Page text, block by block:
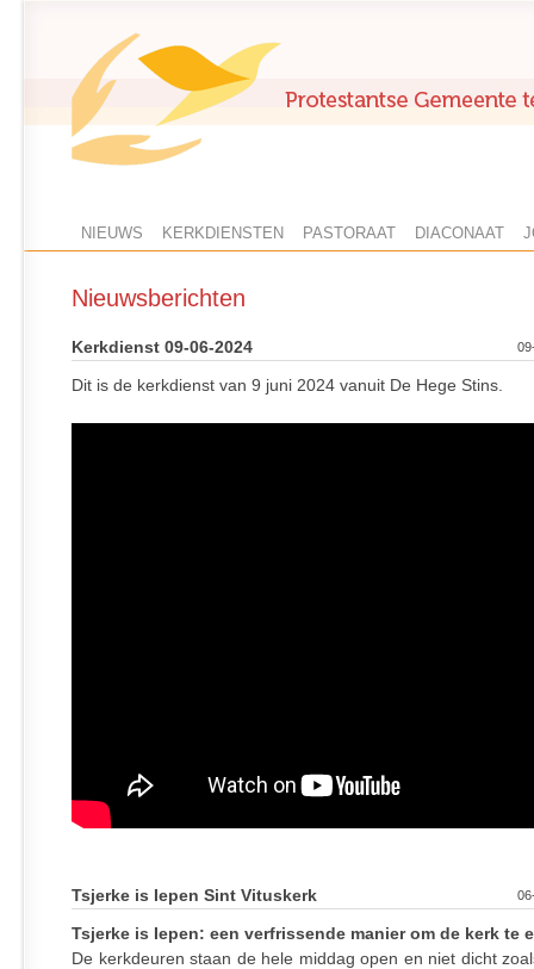
NIEUWS KERKDIENSTEN PASTORAAT DIACONAAT
Nieuwsberichten
Kerkdienst 09-06-2024
Dit is de kerkdienst van 9 juni 2024 vanuit De Hege Stins.
Tsjerke is Iepen Sint Vituskerk
Tsjerke is Iepen: een verfrissende manier om de kerk te
De kerkdeuren staan de hele middag open en niet dicht